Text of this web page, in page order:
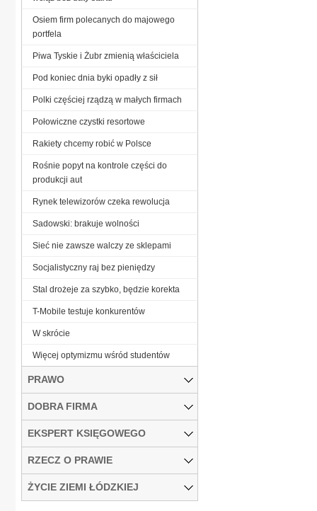
Osiem firm polecanych do majowego
portfela
Piwa Tyskie i Żubr zmienią właściciela
Pod koniec dnia byki opadły z sił
Polki częściej rządzą w małych firmach
Połowiczne czystki resortowe
Rakiety chcemy robić w Polsce
Rośnie popyt na kontrole części do
produkcji aut
Rynek telewizorów czeka rewolucja
Sadowski: brakuje wolności
Sieć nie zawsze walczy ze sklepami
Socjalistyczny raj bez pieniędzy
Stal drożeje za szybko, będzie korekta
T-Mobile testuje konkurentów
W skrócie
Więcej optymizmu wśród studentów
PRAWO
DOBRA FIRMA
EKSPERT KSIĘGOWEGO
RZECZ O PRAWIE
ŻYCIE ZIEMI ŁÓDZKIEJ